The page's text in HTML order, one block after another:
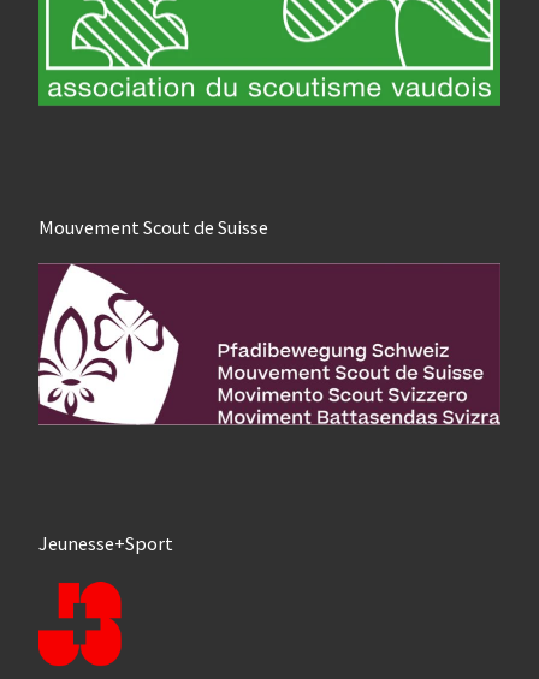
Mouvement Scout de Suisse
Jeunesse+Sport